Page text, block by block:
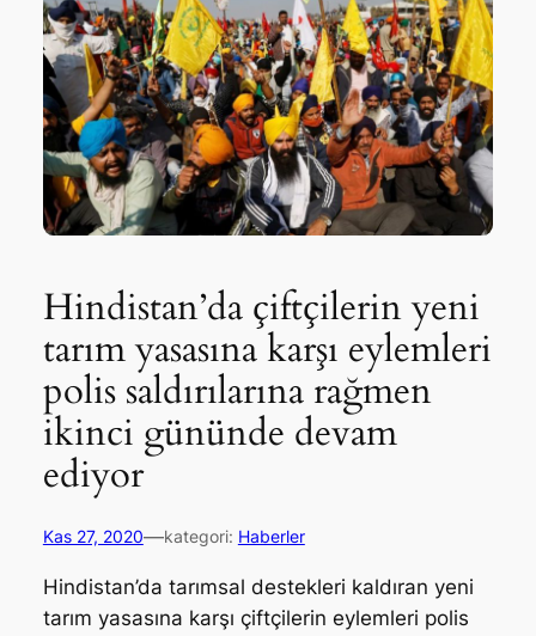
Hindistan’da çiftçilerin yeni
tarım yasasına karşı eylemleri
polis saldırılarına rağmen
ikinci gününde devam
ediyor
Kas 27, 2020—kategori: Haberler
Hindistan’da tarımsal destekleri kaldıran yeni
tarım yasasına karşı çiftçilerin eylemleri polis